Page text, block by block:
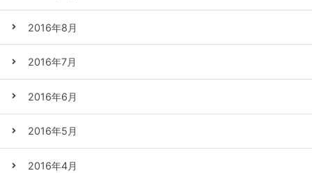
2016年8月
2016年7月
2016年6月
2016年5月
2016年4月